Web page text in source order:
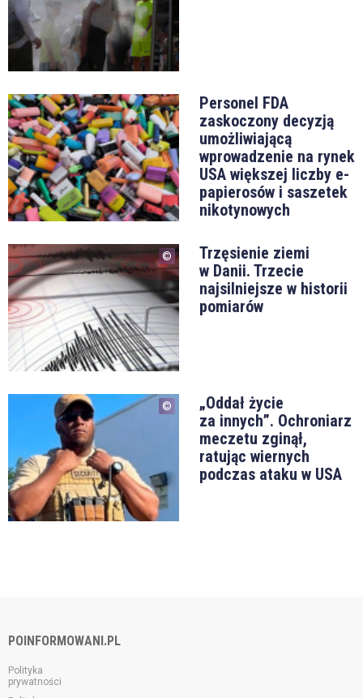
Personel FDA
zaskoczony decyzją
umożliwiającą
wprowadzenie na rynek
USA większej liczby e-
papierosów i saszetek
nikotynowych
Trzęsienie ziemi
w Danii. Trzecie
najsilniejsze w historii
pomiarów
„Oddał życie
za innych”. Ochroniarz
meczetu zginął,
ratując wiernych
podczas ataku w USA
POINFORMOWANI.PL
Polityka
prywatności